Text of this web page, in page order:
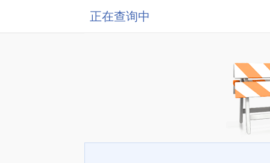
正在查询中